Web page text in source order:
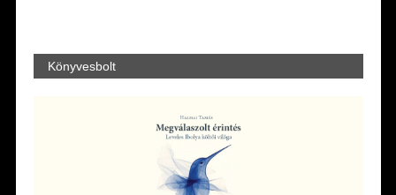
Könyvesbolt